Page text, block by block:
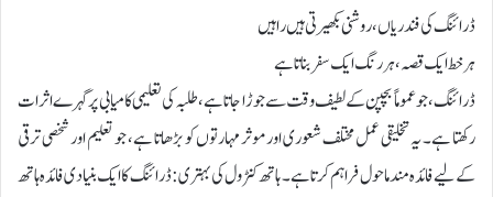
ڈرائنگ کی فندریاں، روشنی بکھیرتی ہیں راہیں
ہر خط ایک قصہ، ہر رنگ ایک سفر بناتا ہے
ڈرائنگ، جو عموماً بچپن کے لطیف وقت سے جوڑا جاتا ہے، طلبہ کی تعلیمی کامیابی پر گہرے اثرات
رکھتا ہے۔ یہ تخلیقی عمل مختلف شعوری اور موثر مہارتوں کو بڑھاتا ہے، جو تعلیم اور شخصی ترقی
کے لیے فائدہ مند ماحول فراہم کرتا ہے۔ ہاتھ کنٹرول کی بہتری : ڈرائنگ کا ایک بنیادی فائدہ ہاتھ